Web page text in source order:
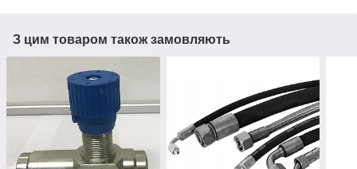
З цим товаром також замовляють